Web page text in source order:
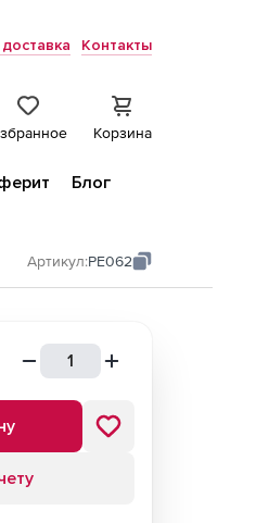
Контакты
Корзина
Блог
Артикул:PE062